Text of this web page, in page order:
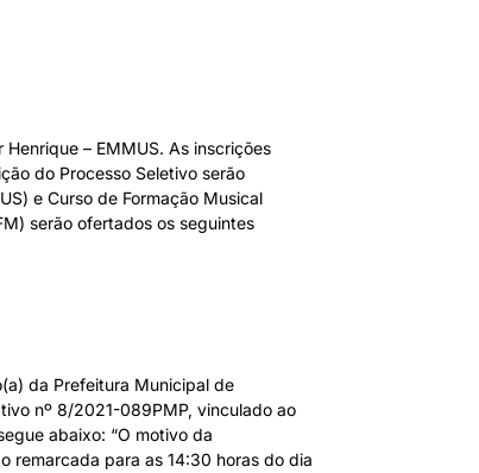
– EMMUS. As inscrições
do Processo Seletivo serão
e Curso de Formação Musical
serão ofertados os seguintes
da Prefeitura Municipal de
nº 8/2021-089PMP, vinculado ao
abaixo: “O motivo da
remarcada para as 14:30 horas do dia